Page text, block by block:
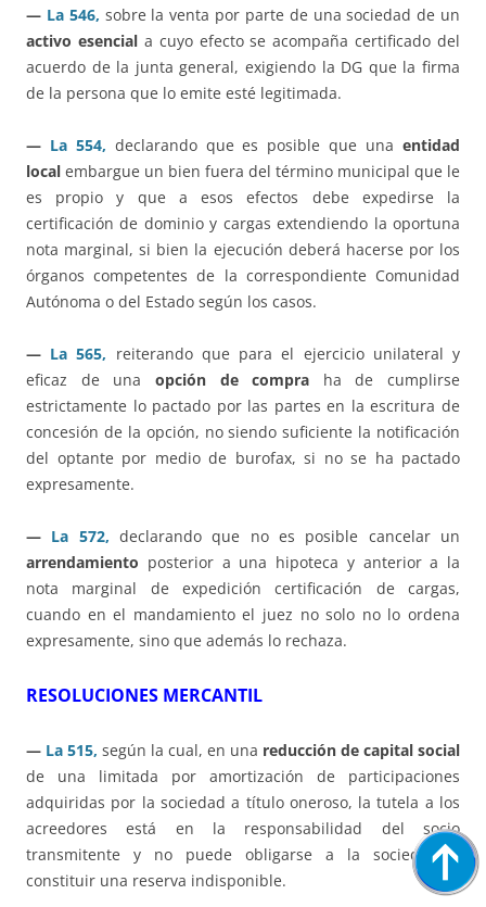
— La 546, sobre la venta por parte de una sociedad de un
activo esenciala cuyo efecto se acompaña certificado del
acuerdo de la junta general, exigiendo la DG que la firma
de la persona que lo emite esté legitimada.
— La 554, declarando que es posible que unaentidad
local embargue un bien fuera del término municipal que le
es propio y que a esos efectos debe expedirse la
certificación de dominio y cargas extendiendo la oportuna
nota marginal, si bien la ejecución deberá hacerse por los
órganos competentes de la correspondiente Comunidad
Autónoma o del Estado según los casos.
— La 565, reiterando que para el ejercicio unilateral y
eficaz de una opción de compra ha de cumplirse
estrictamente lo pactado por las partes en la escritura de
concesión de la opción, no siendo suficiente la notificación
del optante por medio de burofax, si no se ha pactado
expresamente.
— La 572, declarando que no es posible cancelar un
arrendamiento posterior a una hipoteca y anterior a la
nota marginal de expedición certificación de cargas,
cuando en el mandamiento el juez no solo no lo ordena
expresamente, sino que además lo rechaza.
RESOLUCIONES MERCANTIL
— La 515, según la cual, en una reducción de capital social
de una limitada por amortización de participaciones
adquiridas por la sociedad a título oneroso, la tutela a los
acreedores está en la responsabilidad del socio
transmitente y no puede obligarse a la sociedad a
constituir una reserva indisponible.